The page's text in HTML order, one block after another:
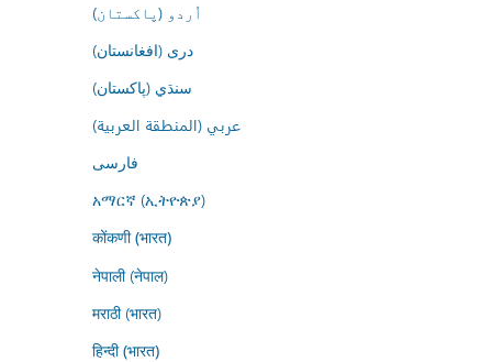
اُردو (پاکستان)
درى (افغانستان)
سنڌي (پاکستان)
عربي (المنطقة العربية)
فارسى
አማርኛ (ኢትዮጵያ)
कोंकणी (भारत)
नेपाली (नेपाल)
मराठी (भारत)
हिन्दी (भारत)